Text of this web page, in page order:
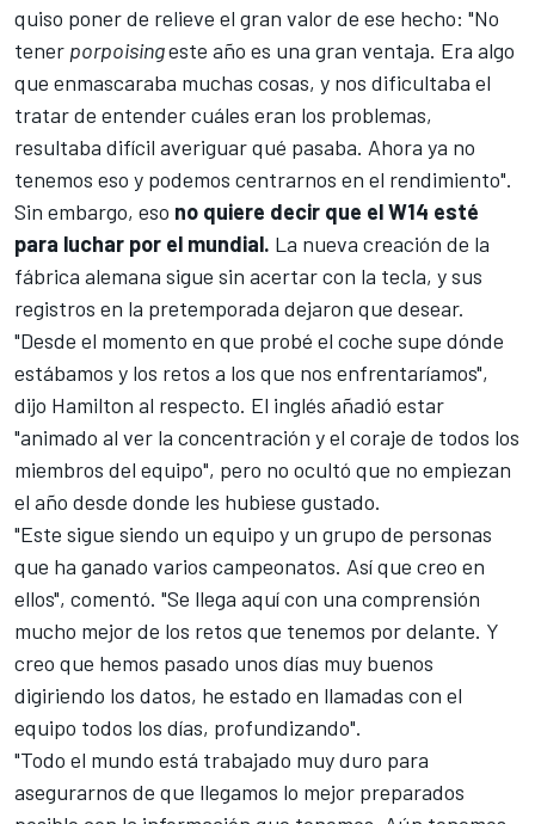
quiso poner de relieve el gran valor de ese hecho: "No
tener porpoisingeste año es una gran ventaja. Era algo
que enmascaraba muchas cosas, y nos dificultaba el
tratar de entender cuáles eran los problemas,
resultaba difícil averiguar qué pasaba. Ahora ya no
tenemos eso y podemos centrarnos en el rendimiento".
Sin embargo, eso no quiere decir que el W14 esté
para luchar por el mundial. La nueva creación de la
fábrica alemana sigue sin acertar con la tecla, y sus
registros en la pretemporada dejaron que desear.
"Desde el momento en que probé el coche supe dónde
estábamos y los retos a los que nos enfrentaríamos",
dijo Hamilton al respecto. El inglés añadió estar
"animado al ver la concentración y el coraje de todos los
miembros del equipo", pero no ocultó que no empiezan
el año desde donde les hubiese gustado.
"Este sigue siendo un equipo y un grupo de personas
que ha ganado varios campeonatos. Así que creo en
ellos", comentó. "Se llega aquí con una comprensión
mucho mejor de los retos que tenemos por delante. Y
creo que hemos pasado unos días muy buenos
digiriendo los datos, he estado en llamadas con el
equipo todos los días, profundizando".
"Todo el mundo está trabajado muy duro para
asegurarnos de que llegamos lo mejor preparados